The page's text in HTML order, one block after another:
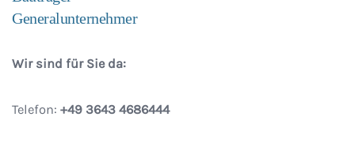
Generalunternehmer
Wir sind für Sie da:
Telefon: +49 3643 4686444